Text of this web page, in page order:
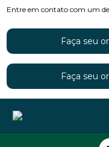
Entre em contato com um de
Faça seu
Faça seu